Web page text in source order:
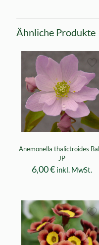
Ähnliche Produkte
Anemonella thalictroides
JP
6,00€ inkl. MwSt.